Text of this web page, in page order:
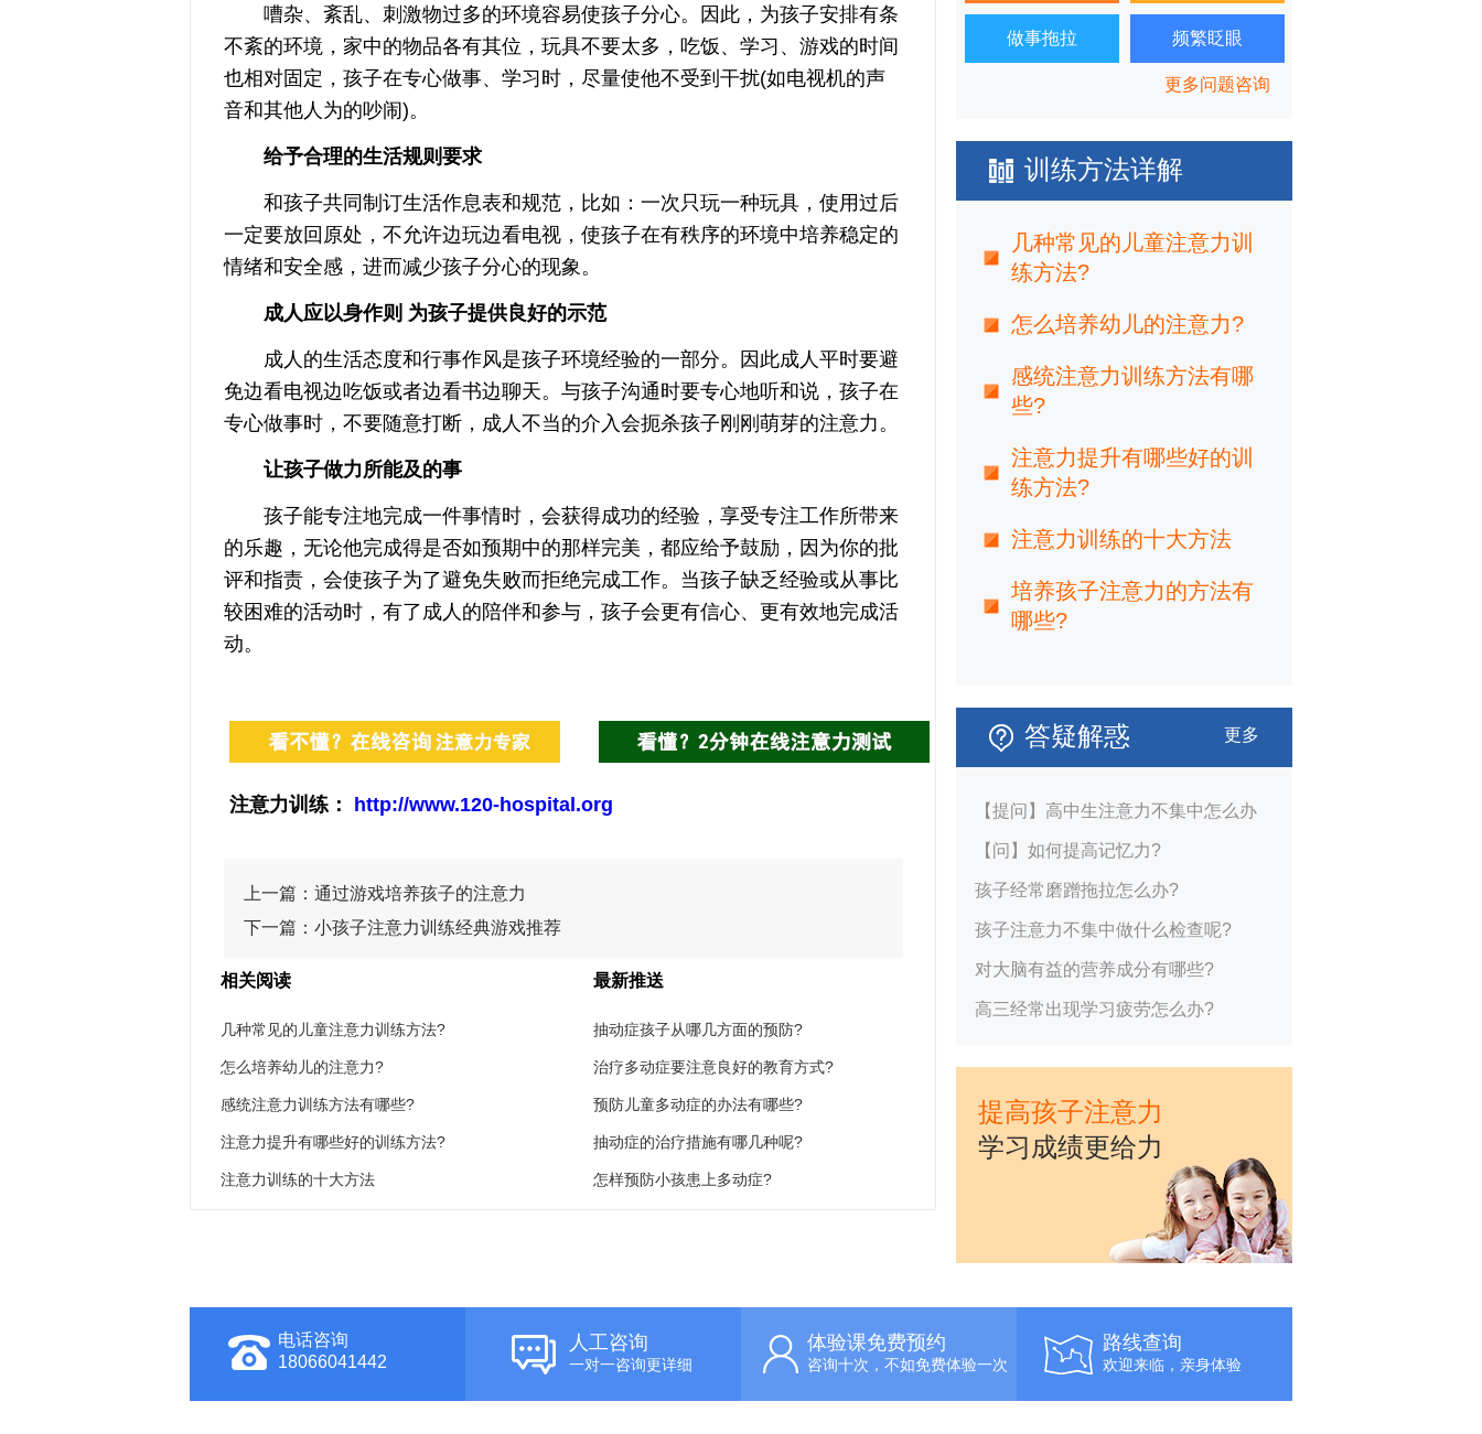
嘈杂、紊乱、刺激物过多的环境容易使孩子分心。因此，为孩子安排有条
不紊的环境，家中的物品各有其位，玩具不要太多，吃饭、学习、游戏的时间
也相对固定，孩子在专心做事、学习时，尽量使他不受到干扰(如电视机的声
音和其他人为的吵闹)。
给予合理的生活规则要求
和孩子共同制订生活作息表和规范，比如：一次只玩一种玩具，使用过后
一定要放回原处，不允许边玩边看电视，使孩子在有秩序的环境中培养稳定的
情绪和安全感，进而减少孩子分心的现象。
成人应以身作则 为孩子提供良好的示范
成人的生活态度和行事作风是孩子环境经验的一部分。因此成人平时要避
免边看电视边吃饭或者边看书边聊天。与孩子沟通时要专心地听和说，孩子在
专心做事时，不要随意打断，成人不当的介入会扼杀孩子刚刚萌芽的注意力。
让孩子做力所能及的事
孩子能专注地完成一件事情时，会获得成功的经验，享受专注工作所带来
的乐趣，无论他完成得是否如预期中的那样完美，都应给予鼓励，因为你的批
评和指责，会使孩子为了避免失败而拒绝完成工作。当孩子缺乏经验或从事比
较困难的活动时，有了成人的陪伴和参与，孩子会更有信心、更有效地完成活
动。
注意力训练： http://www.120-hospital.org
上一篇： 通过游戏培养孩子的注意力
下一篇： 小孩子注意力训练经典游戏推荐
相关阅读
几种常见的儿童注意力训练方法?
怎么培养幼儿的注意力?
感统注意力训练方法有哪些?
注意力提升有哪些好的训练方法?
注意力训练的十大方法
最新推送
抽动症孩子从哪几方面的预防?
治疗多动症要注意良好的教育方式?
预防儿童多动症的办法有哪些?
抽动症的治疗措施有哪几种呢?
怎样预防小孩患上多动症?
做事拖拉 频繁眨眼
更多问题咨询
训练方法详解
几种常见的儿童注意力训
练方法?
怎么培养幼儿的注意力?
感统注意力训练方法有哪
些?
注意力提升有哪些好的训
练方法?
注意力训练的十大方法
培养孩子注意力的方法有
哪些?
答疑解惑 更多
【提问】高中生注意力不集中怎么办
【问】如何提高记忆力?
孩子经常磨蹭拖拉怎么办?
孩子注意力不集中做什么检查呢?
对大脑有益的营养成分有哪些?
高三经常出现学习疲劳怎么办?
提高孩子注意力
学习成绩更给力
电话咨询
18066041442
人工咨询
一对一咨询更详细
体验课免费预约
咨询十次，不如免费体验一次
路线查询
欢迎来临，亲身体验